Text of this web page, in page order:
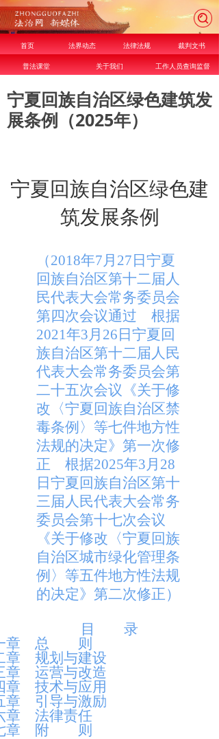
宁夏回族自治区绿色建筑发
展条例（2025年）
宁夏回族自治区绿色建
筑发展条例
（2018年7月27日宁夏
回族自治区第十二届人
民代表大会常务委员会
第四次会议通过 根据
2021年3月26日宁夏回
族自治区第十二届人民
代表大会常务委员会第
二十五次会议《关于修
改〈宁夏回族自治区禁
毒条例〉等七件地方性
法规的决定》第一次修
正 根据2025年3月28
日宁夏回族自治区第十
三届人民代表大会常务
委员会第十七次会议
《关于修改〈宁夏回族
自治区城市绿化管理条
例〉等五件地方性法规
的决定》第二次修正）
目 录
章 总 则
章 规划与建设
章 运营与改造
章 技术与应用
章 引导与激励
章 法律责任
章 附 则
首页 法界动态 法律法规 裁判文书
普法课堂 关于我们 工作人员查询监督